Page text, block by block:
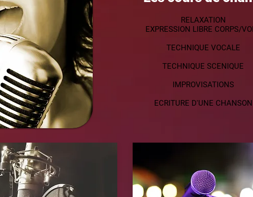
RELAXATION
EXPRESSION LIBRE CORPS/
TECHNIQUE VOCALE
TECHNIQUE SCENIQUE
IMPROVISATIONS
ECRITURE D'UNE CHANSON